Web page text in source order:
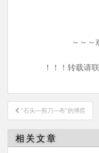
～～～
！！！转载请
文
章
导
航
“石头—剪刀—布”的博弈
相关文章